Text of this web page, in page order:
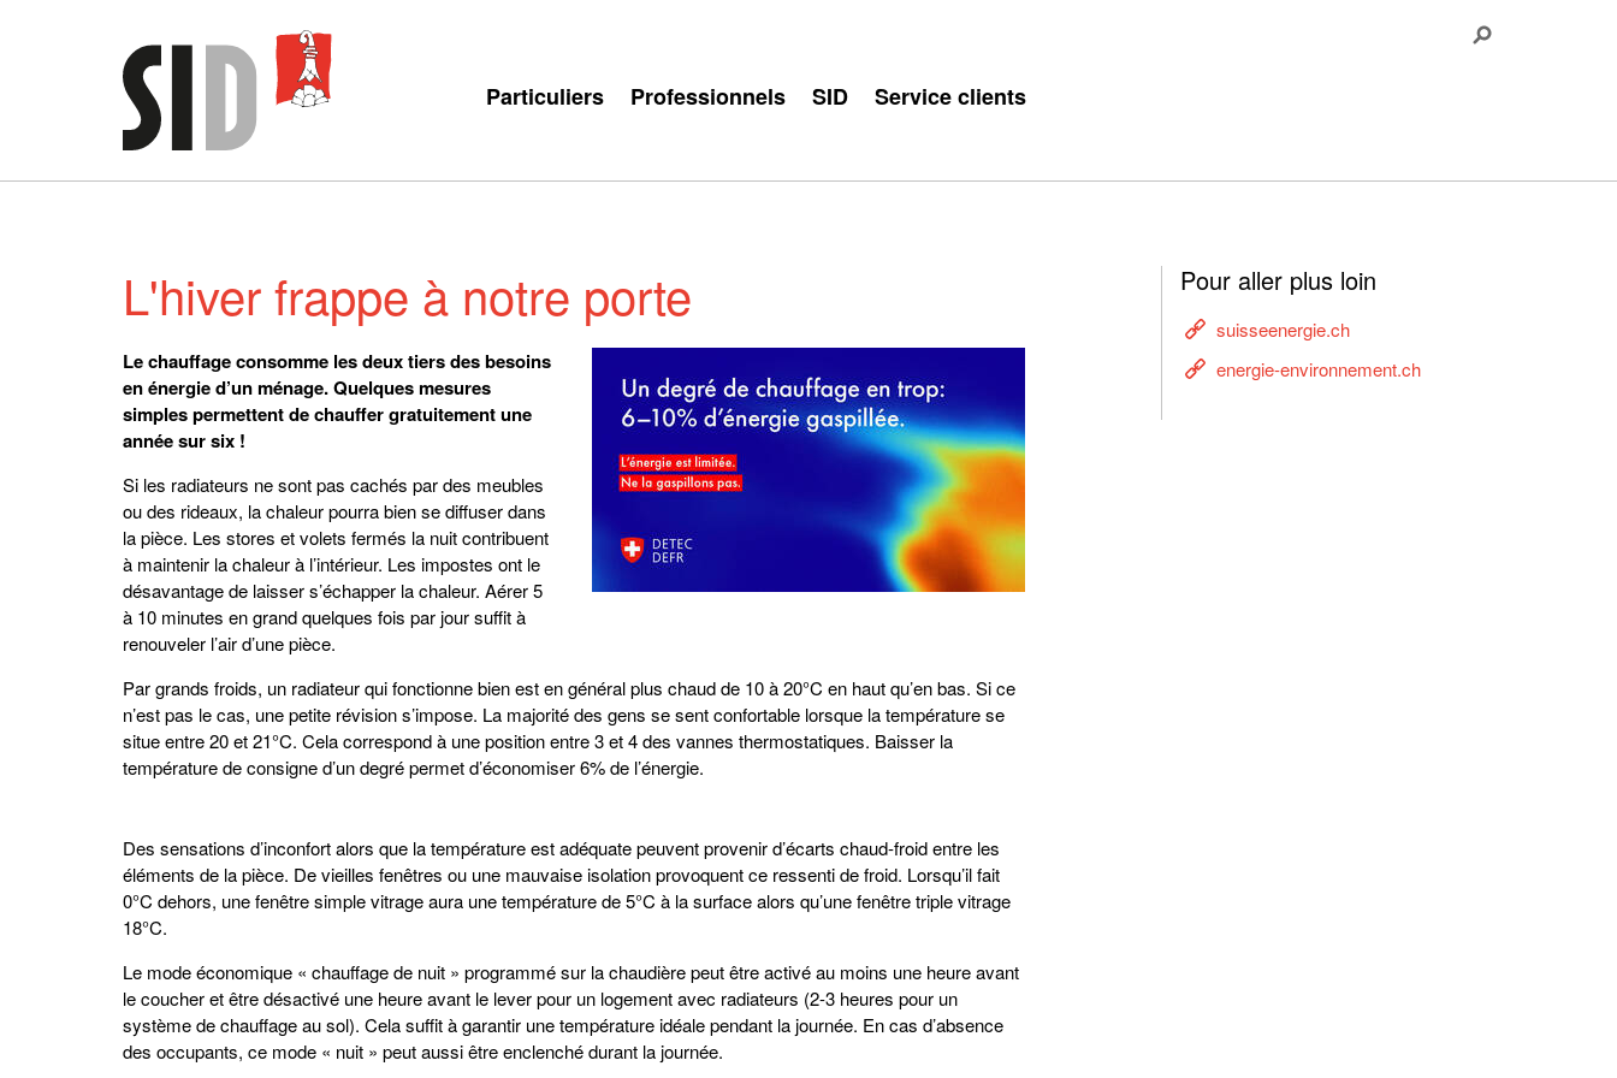
Particuliers Professionnels SID Service clients
L'hiver frappe à notre porte
Le chauffage consomme les deux tiers des besoins
en énergie d’un ménage. Quelques mesures
simples permettent de chauffer gratuitement une
année sur six !
Si les radiateurs ne sont pas cachés par des meubles
ou des rideaux, la chaleur pourra bien se diffuser dans
la pièce. Les stores et volets fermés la nuit contribuent
à maintenir la chaleur à l’intérieur. Les impostes ont le
désavantage de laisser s’échapper la chaleur. Aérer 5
à 10 minutes en grand quelques fois par jour suffit à
renouveler l’air d’une pièce.
Par grands froids, un radiateur qui fonctionne bien est en général plus chaud de 10 à 20°C en haut qu’en bas. Si ce
n’est pas le cas, une petite révision s’impose. La majorité des gens se sent confortable lorsque la température se
situe entre 20 et 21°C. Cela correspond à une position entre 3 et 4 des vannes thermostatiques. Baisser la
température de consigne d’un degré permet d’économiser 6% de l’énergie.
Des sensations d’inconfort alors que la température est adéquate peuvent provenir d’écarts chaud-froid entre les
éléments de la pièce. De vieilles fenêtres ou une mauvaise isolation provoquent ce ressenti de froid. Lorsqu’il fait
0°C dehors, une fenêtre simple vitrage aura une température de 5°C à la surface alors qu’une fenêtre triple vitrage
18°C.
Le mode économique « chauffage de nuit » programmé sur la chaudière peut être activé au moins une heure avant
le coucher et être désactivé une heure avant le lever pour un logement avec radiateurs (2-3 heures pour un
système de chauffage au sol). Cela suffit à garantir une température idéale pendant la journée. En cas d’absence
des occupants, ce mode « nuit » peut aussi être enclenché durant la journée.
Pour aller plus loin
suisseenergie.ch
energie-environnement.ch